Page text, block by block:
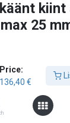
Price:
136,40 €
kiint
25
Lisää